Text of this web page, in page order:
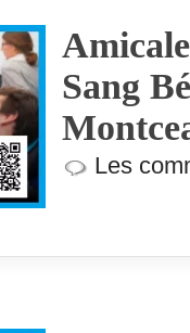
Sang
Les